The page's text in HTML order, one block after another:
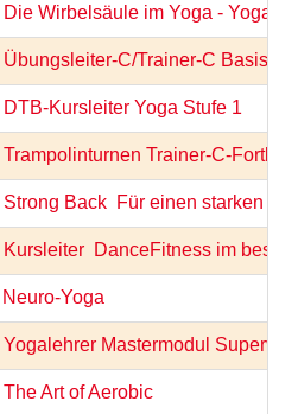
Die Wirbelsäule im Yoga -
Übungsleiter-C/Trainer-C
Kursleiter Yoga Stufe 1
Trampolinturnen Trainer-C-
Back  Für einen starken
 DanceFitness im
Yoga
Yogalehrer Mastermodul
Art of Aerobic